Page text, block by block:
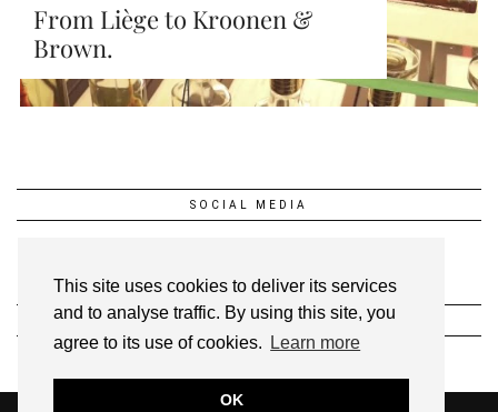
This site uses cookies to deliver its services
and to analyse traffic. By using this site, you
agree to its use of cookies.
Learn more
OK
From Liège to Kroonen &
Brown.
SOCIAL MEDIA
INSTAGRAM @1FEEDANSLESETOILES